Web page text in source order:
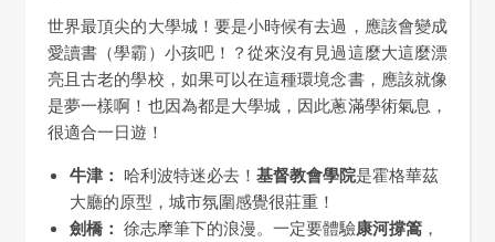
世界最頂尖的大學城！要是小時候有去過，應該會變成
愛讀書（學霸）小孩吧！？從來沒有見過這麼大這麼漂
亮且古老的學校，如果可以在這種環境念書，應該就像
是夢一樣啊！也因為都是大學城，因此蔥滿學術氣息，
很適合一日遊！
牛津： 哈利波特迷必去！ 基督教會學院是霍格華茲
大廳的原型，城市氛圍感覺很莊重！
劍橋： 徐志摩筆下的浪漫。一定要體驗康河撐篙 ，